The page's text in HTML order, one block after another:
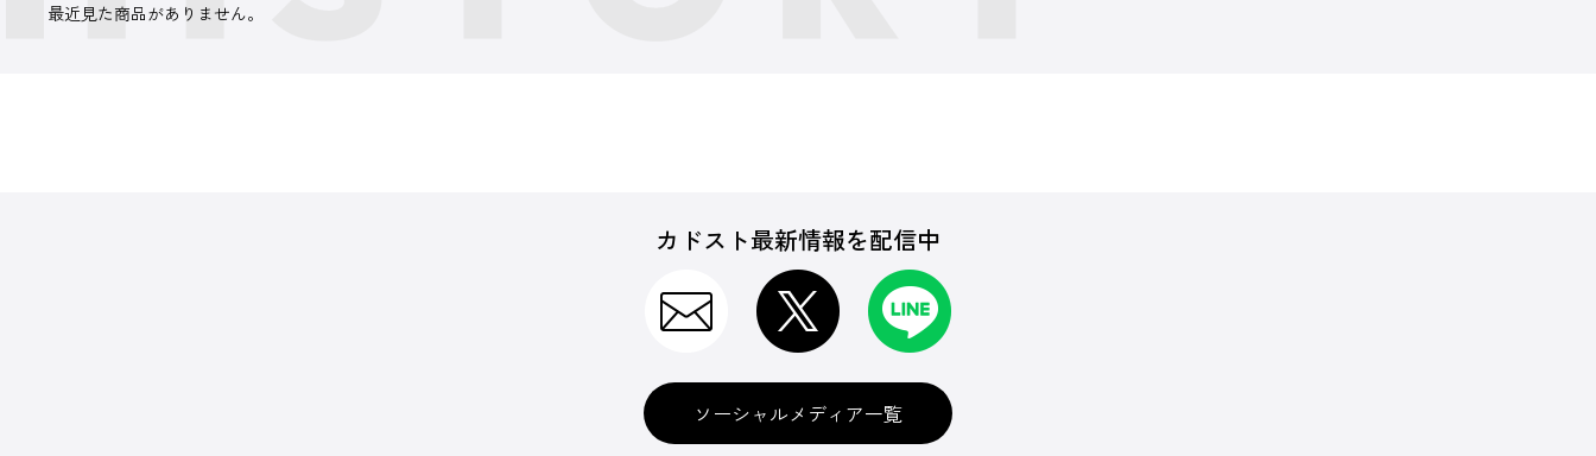
最近見た商品がありません。
カドスト最新情報を配信中
ソーシャルメディア一覧